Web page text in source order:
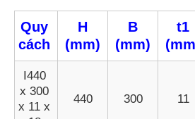
Quy
cách
H
(mm)
B
(mm)
t1
I440
x 300
x 11 x
440 300 11